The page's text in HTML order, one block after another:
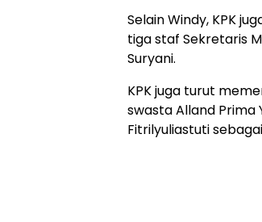
Selain Windy, KPK
tiga staf Sekretaris
Suryani.
KPK juga turut
swasta Alland Prima
Fitrilyuliastuti